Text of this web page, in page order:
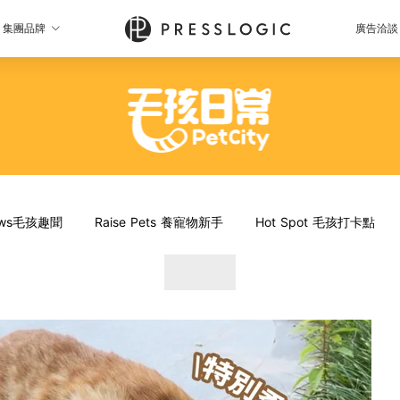
集團品牌 廣告洽談
毛孩趣聞 Raise Pets 養寵物新手 Hot Spot 毛孩打卡點